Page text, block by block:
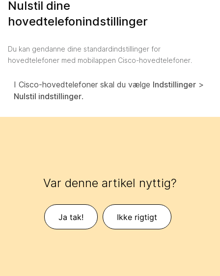
Nulstil dine
hovedtelefonindstillinger
Du kan gendanne dine standardindstillinger for
hovedtelefoner med mobilappen Cisco-hovedtelefoner.
I Cisco-hovedtelefoner skal du vælge Indstillinger >
Nulstil indstillinger.
Var denne artikel nyttig?
Ja tak! Ikke rigtigt